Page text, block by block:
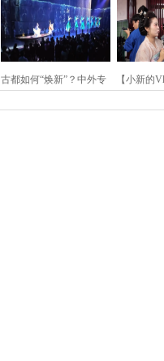
时节高粱红 会在河
古都如何“焕新”？中外专 【小新的